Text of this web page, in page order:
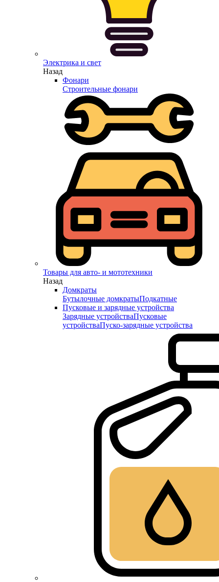
Электрика и свет
Назад
Фонари
Строительные фонари
Товары для авто- и мототехники
Назад
Домкраты
Бутылочные домкратыПодкатные
Пусковые и зарядные устройства
Зарядные устройстваПусковые
устройстваПуско-зарядные устройства